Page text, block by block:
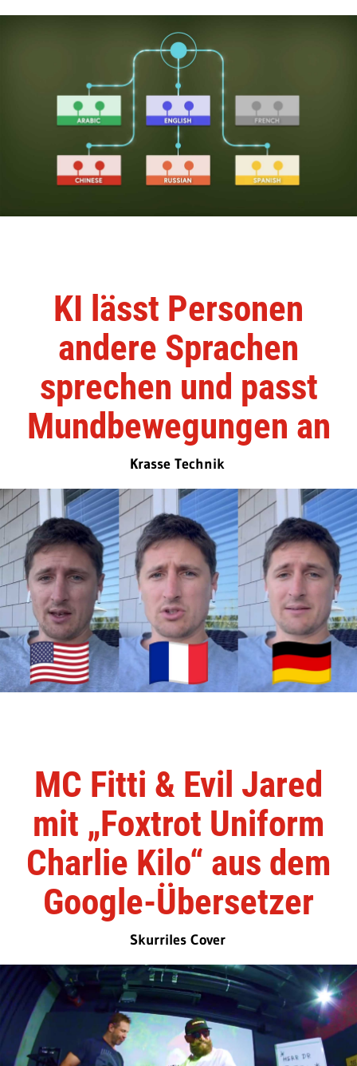
KI lässt Personen
andere Sprachen
sprechen und passt
Mundbewegungen an
Krasse Technik
MC Fitti & Evil Jared
mit „Foxtrot Uniform
Charlie Kilo“ aus dem
Google-Übersetzer
Skurriles Cover